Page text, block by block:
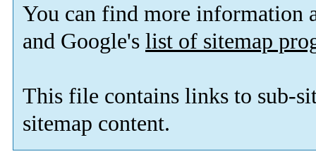
You can find more information
and Google's list of sitemap
This file contains links to sub-
sitemap content.